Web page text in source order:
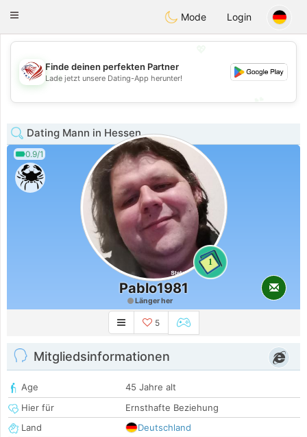
Dating
Toggle
Mode Login
💖
Finde deinen perfekten Partner
Lade jetzt unsere Dating-App herunter!
Dating Mann in Hessen
0.9/1
1
Pablo1981
Länger her
5
Mitgliedsinformationen
Age
45 Jahre alt
Hier für
Ernsthafte Beziehung
Land
Deutschland